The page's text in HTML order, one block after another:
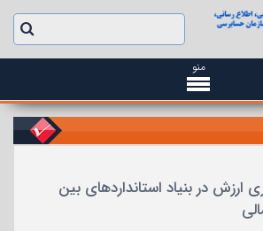
منو
ارزش در بنیاد استانداردهای بین